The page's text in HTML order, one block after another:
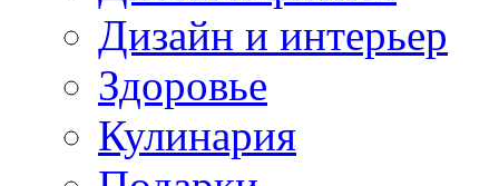
Дизайн и интерьер
Здоровье
Кулинария